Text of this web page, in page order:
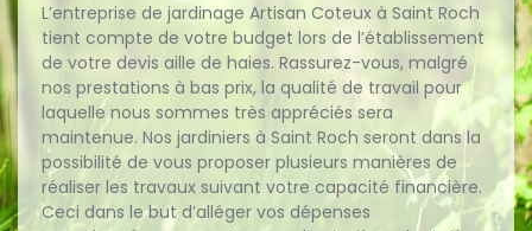
L’entreprise de jardinage Artisan Coteux à Saint Roch
tient compte de votre budget lors de l’établissement
de votre devis aille de haies. Rassurez-vous, malgré
nos prestations à bas prix, la qualité de travail pour
laquelle nous sommes très appréciés sera
maintenue. Nos jardiniers à Saint Roch seront dans la
possibilité de vous proposer plusieurs manières de
réaliser les travaux suivant votre capacité financière.
Ceci dans le but d’alléger vos dépenses